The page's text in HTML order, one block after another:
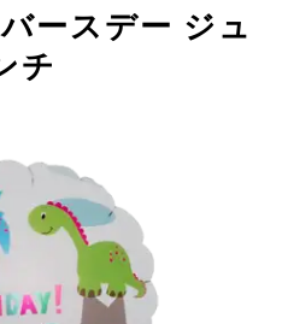
ースデー ジュ
チ